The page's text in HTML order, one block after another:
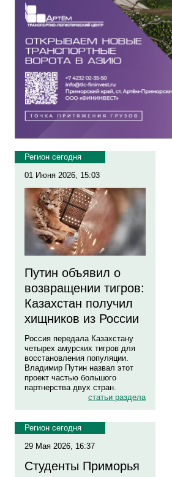
Регион сегодня
01 Июня 2026, 15:03
Путин объявил о
возвращении тигров:
Казахстан получил
хищников из России
Россия передала Казахстану
четырех амурских тигров для
восстановления популяции.
Владимир Путин назвал этот
проект частью большого
партнерства двух стран.
статьи раздела
Регион сегодня
29 Мая 2026, 16:37
Студенты Приморья